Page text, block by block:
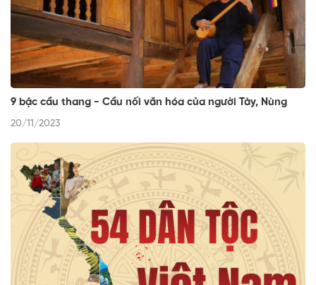
9 bậc cầu thang - Cầu nối văn hóa của người Tày, Nùng
20/11/2023